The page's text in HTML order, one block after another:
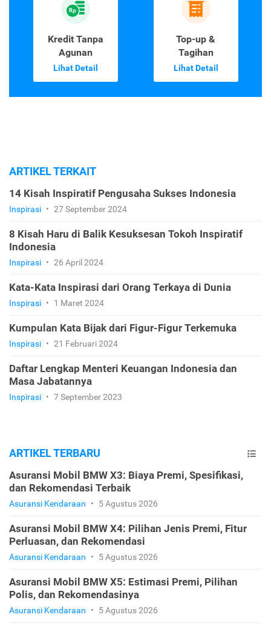
Kredit Tanpa
Agunan
Lihat Detail
Top-up &
Tagihan
Lihat Detail
ARTIKEL TERKAIT
14 Kisah Inspiratif Pengusaha Sukses Indonesia
Inspirasi • 27 September 2024
8 Kisah Haru di Balik Kesuksesan Tokoh Inspiratif
Indonesia
Inspirasi • 26 April 2024
Kata-Kata Inspirasi dari Orang Terkaya di Dunia
Inspirasi • 1 Maret 2024
Kumpulan Kata Bijak dari Figur-Figur Terkemuka
Inspirasi • 21 Februari 2024
Daftar Lengkap Menteri Keuangan Indonesia dan
Masa Jabatannya
Inspirasi • 7 September 2023
ARTIKEL TERBARU
Asuransi Mobil BMW X3: Biaya Premi, Spesifikasi,
dan Rekomendasi Terbaik
Asuransi Kendaraan • 5 Agustus 2026
Asuransi Mobil BMW X4: Pilihan Jenis Premi, Fitur
Perluasan, dan Rekomendasi
Asuransi Kendaraan • 5 Agustus 2026
Asuransi Mobil BMW X5: Estimasi Premi, Pilihan
Polis, dan Rekomendasinya
Asuransi Kendaraan • 5 Agustus 2026